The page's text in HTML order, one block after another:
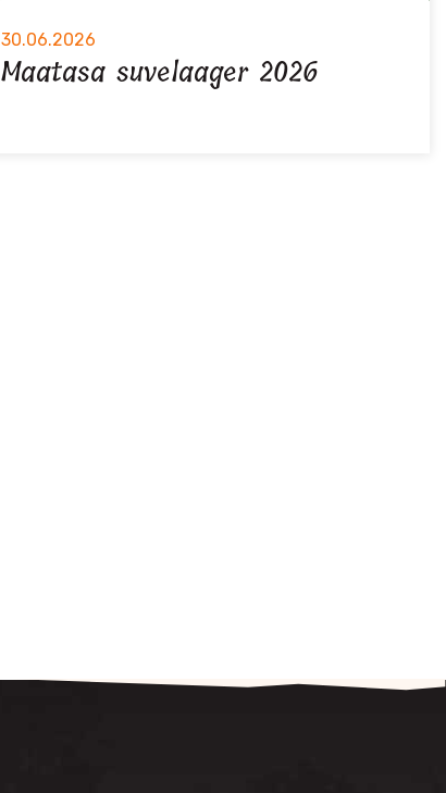
30.06.2026
Maatasa suvelaager 2026